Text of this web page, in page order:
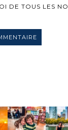
DE TOUS LES